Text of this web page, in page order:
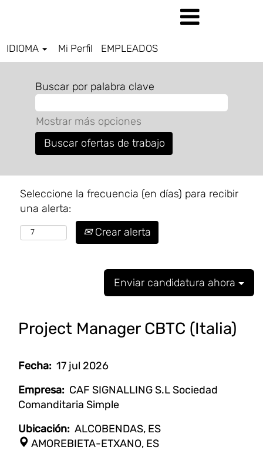
IDIOMA Mi Perfil EMPLEADOS
Buscar por palabra clave
Mostrar más opciones
Seleccione la frecuencia (en días) para recibir
una alerta:
Crear alerta
Enviar candidatura ahora
Project Manager CBTC (Italia)
Fecha: 17 jul 2026
Empresa: CAF SIGNALLING S.L Sociedad
Comanditaria Simple
Ubicación: ALCOBENDAS, ES
AMOREBIETA-ETXANO, ES